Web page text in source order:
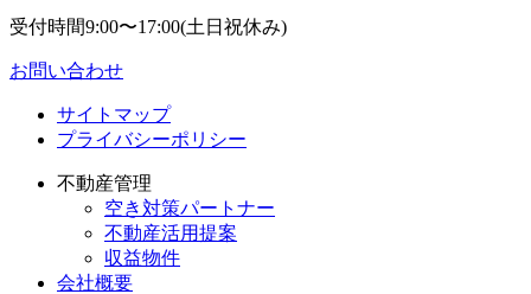
受付時間9:00〜17:00(土日祝休み)
お問い合わせ
サイトマップ
プライバシーポリシー
不動産管理
空き対策パートナー
不動産活用提案
収益物件
会社概要